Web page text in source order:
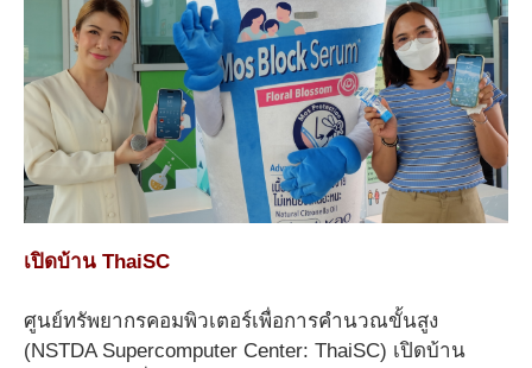
เปิดบ้าน ThaiSC
ศูนย์ทรัพยากรคอมพิวเตอร์เพื่อการคำนวณขั้นสูง
(NSTDA Supercomputer Center: ThaiSC) เปิดบ้าน